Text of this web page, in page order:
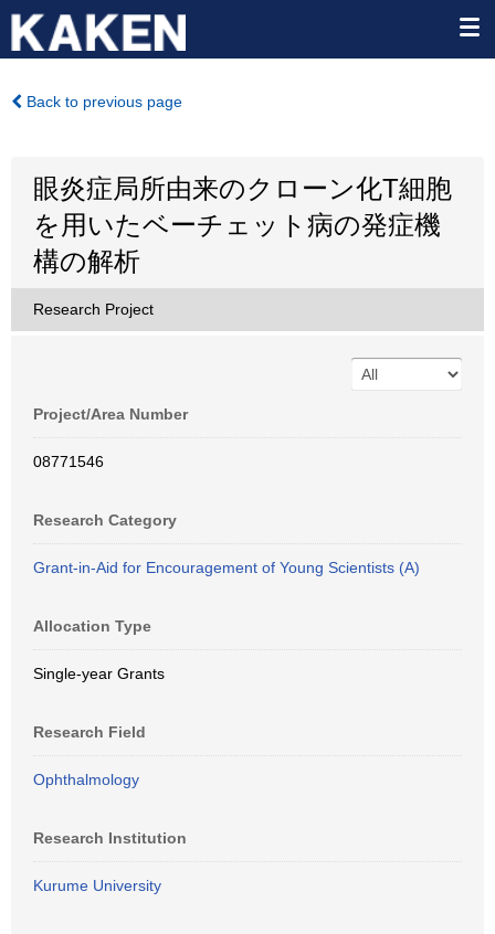
Back to previous page
眼炎症局所由来のクローン化T細胞
を用いたベーチェット病の発症機
構の解析
Research Project
Project/Area Number
08771546
Research Category
Grant-in-Aid for Encouragement of Young Scientists (A)
Allocation Type
Single-year Grants
Research Field
Ophthalmology
Research Institution
Kurume University